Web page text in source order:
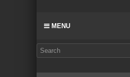
MENU